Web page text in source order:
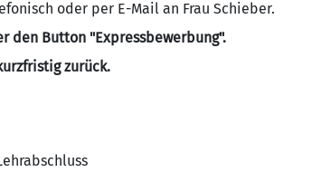
oder per E-Mail an Frau Schieber.
den Button "Expressbewerbung".
zurück.